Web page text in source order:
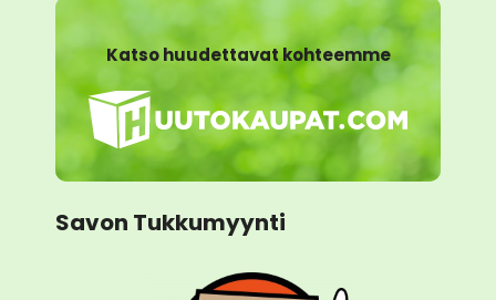
Katso huudettavat kohteemme
Savon Tukkumyynti